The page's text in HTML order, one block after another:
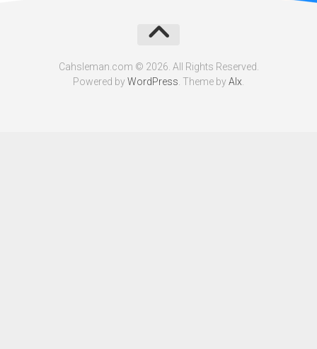
Cahsleman.com © 2026. All Rights Reserved.
Powered byWordPress . Theme byAlx